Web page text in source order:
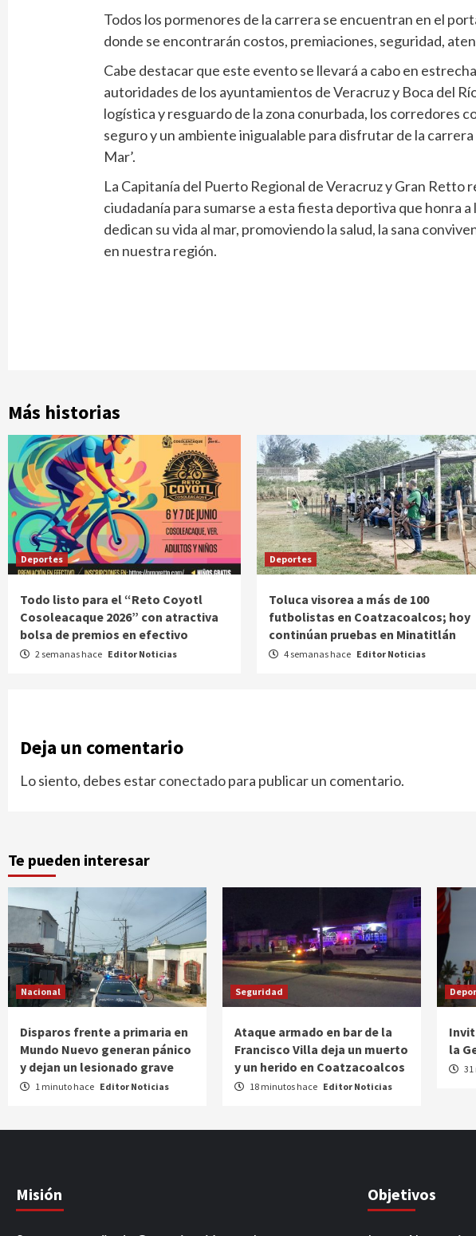
Todos los pormenores de la carrera se encuentran en el
donde se encontrarán costos, premiaciones, seguridad,
Cabe destacar que este evento se llevará a cabo en
autoridades de los ayuntamientos de Veracruz y Boca del
logística y resguardo de la zona conurbada, los corredores
seguro y un ambiente inigualable para disfrutar de la carrera
Mar’.
La Capitanía del Puerto Regional de Veracruz y Gran Retto
ciudadanía para sumarse a esta fiesta deportiva que honra a
dedican su vida al mar, promoviendo la salud, la sana
en nuestra región.
Más historias
Deportes
Todo listo para el “Reto Coyotl
Cosoleacaque 2026” con atractiva
bolsa de premios en efectivo
2 semanas hace Editor Noticias
Deportes
Toluca visorea a más de 100
futbolistas en Coatzacoalcos; hoy
continúan pruebas en Minatitlán
4 semanas hace Editor Noticias
Deja un comentario
Lo siento, debes estarconectadopara publicar un comentario.
Te pueden interesar
Nacional
Disparos frente a primaria en
Mundo Nuevo generan pánico
y dejan un lesionado grave
1 minuto hace Editor Noticias
Seguridad
Ataque armado en bar de la
Francisco Villa deja un muerto
y un herido en Coatzacoalcos
18 minutos hace Editor Noticias
la
Misión Objetivos